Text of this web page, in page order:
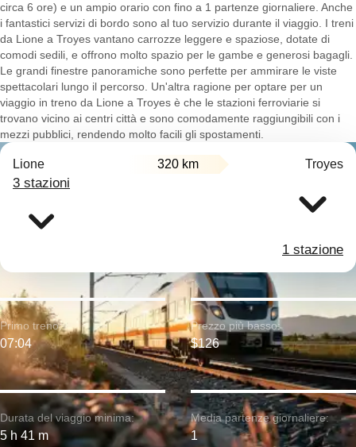
circa 6 ore) e un ampio orario con fino a 1 partenze giornaliere. Anche
i fantastici servizi di bordo sono al tuo servizio durante il viaggio. I treni
da Lione a Troyes vantano carrozze leggere e spaziose, dotate di
comodi sedili, e offrono molto spazio per le gambe e generosi bagagli.
Le grandi finestre panoramiche sono perfette per ammirare le viste
spettacolari lungo il percorso. Un'altra ragione per optare per un
viaggio in treno da Lione a Troyes è che le stazioni ferroviarie si
trovano vicino ai centri città e sono comodamente raggiungibili con i
mezzi pubblici, rendendo molto facili gli spostamenti.
Lione 320 km Troyes
3 stazioni
1 stazione
Durata del viaggio minima:
5 h 41 m
Primo treno:
07:04
Prezzo più basso:
$126
Media partenze giornaliere:
1